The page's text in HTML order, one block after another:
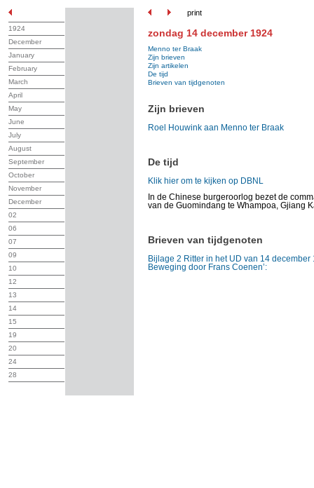
print
1924
December
January
February
March
April
May
June
July
August
September
October
November
December
02
06
07
09
10
12
13
14
15
19
20
24
28
zondag 14 december 1924
Menno ter Braak
Zijn brieven
Zijn artikelen
De tijd
Brieven van tijdgenoten
Zijn brieven
Roel Houwink aan Menno ter Braak
De tijd
Klik hier om te kijken op DBNL
In de Chinese burgeroorlog bezet de
van de Guomindang te Whampoa, Gjiang
Brieven van tijdgenoten
Bijlage 2 Ritter in het UD van 14 december
Beweging door Frans Coenen’: